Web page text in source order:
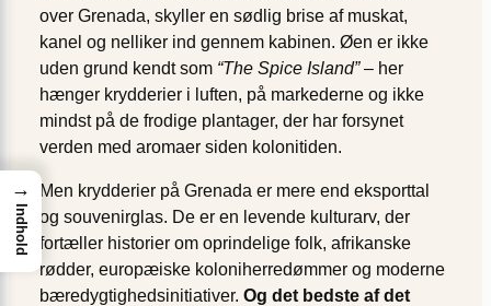
over Grenada, skyller en sødlig brise af muskat,
kanel og nelliker ind gennem kabinen. Øen er ikke
uden grund kendt som “The Spice Island”– her
hænger krydderier i luften, på markederne og ikke
mindst på de frodige plantager, der har forsynet
verden med aromaer siden kolonitiden.
Men krydderier på Grenada er mere end eksporttal
og souvenirglas. De er en levende kulturarv, der
fortæller historier om oprindelige folk, afrikanske
rødder, europæiske koloniherredømmer og moderne
bæredygtighedsinitiativer. Og det bedste af det
→
Indhold